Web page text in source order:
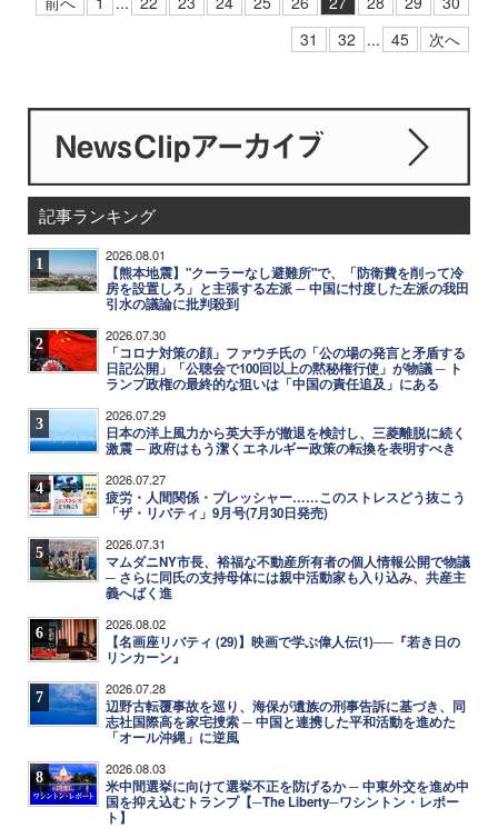
31
32 ... 45 次へ
記事ランキング
1 2026.08.01
【熊本地震】"クーラーなし避難所"で、「防衛費を削って冷
房を設置しろ」と主張する左派 ─ 中国に忖度した左派の我田
引水の議論に批判殺到
2 2026.07.30
「コロナ対策の顔」ファウチ氏の「公の場の発言と矛盾する
日記公開」「公聴会で100回以上の黙秘権行使」が物議 ─ ト
ランプ政権の最終的な狙いは「中国の責任追及」にある
3 2026.07.29
日本の洋上風力から英大手が撤退を検討し、三菱離脱に続く
激震 ─ 政府はもう潔くエネルギー政策の転換を表明すべき
4 2026.07.27
疲労・人間関係・プレッシャー……このストレスどう抜こう
「ザ・リバティ」9月号(7月30日発売)
5 2026.07.31
マムダニNY市長、裕福な不動産所有者の個人情報公開で物議
─ さらに同氏の支持母体には親中活動家も入り込み、共産主
義へばく進
6 2026.08.02
【名画座リバティ (29)】映画で学ぶ偉人伝(1)──『若き日の
リンカーン』
7 2026.07.28
辺野古転覆事故を巡り、海保が遺族の刑事告訴に基づき、同
志社国際高を家宅捜索 ─ 中国と連携した平和活動を進めた
「オール沖縄」に逆風
8 2026.08.03
米中間選挙に向けて選挙不正を防げるか ─ 中東外交を進め中
国を抑え込むトランプ【─The Liberty─ワシントン・レポー
ト】